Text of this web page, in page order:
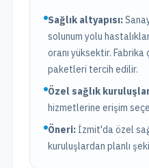
Sağlık altyapısı:
solunum yolu
oranı yüksektir. Fabrika
paketleri tercih edilir.
Özel sağlık
hizmetlerine erişim
Öneri:İzmit'da özel
kuruluşlardan planlı